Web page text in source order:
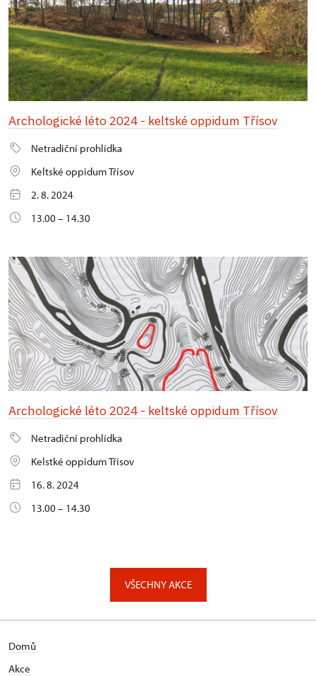
Archologické léto 2024 - keltské oppidum Třísov
Netradiční prohlídka
Keltské oppidum Třísov
2. 8. 2024
13.00 – 14.30
Archologické léto 2024 - keltské oppidum Třísov
Netradiční prohlídka
Kelstké oppidum Třísov
16. 8. 2024
13.00 – 14.30
VŠECHNY AKCE
Domů
Akce